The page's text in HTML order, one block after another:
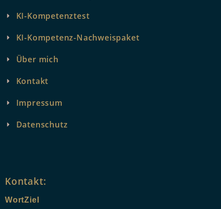
KI-Kompetenztest
KI-Kompetenz-Nachweispaket
Über mich
Kontakt
Impressum
Datenschutz
Kontakt:
WortZiel